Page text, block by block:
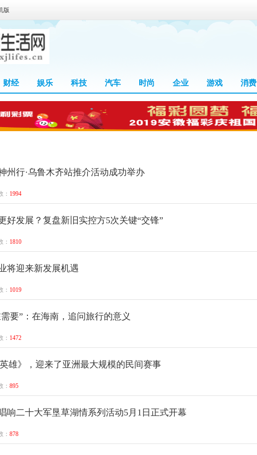
版
财经 娱乐 科技 汽车 时尚 企业 游戏 消费
州行·乌鲁木齐站推介活动成功举办
： 1994
好发展？复盘新旧实控方5次关键“交锋”
： 1810
将迎来新发展机遇
： 1019
要”：在海南，追问旅行的意义
： 1472
雄》，迎来了亚洲最大规模的民间赛事
： 895
响二十大军垦草湖情系列活动5月1日正式开幕
： 878